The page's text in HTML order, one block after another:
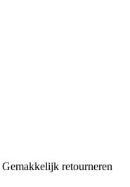
Gemakkelijk retourneren